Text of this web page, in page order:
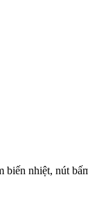
biến nhiệt, nút